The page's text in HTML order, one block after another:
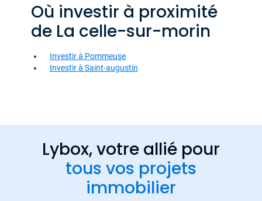
Où investir à proximité
de La celle-sur-morin
Investir à Pommeuse
Investir à Saint-augustin
Lybox, votre allié pour
tous vos projets
immobilier